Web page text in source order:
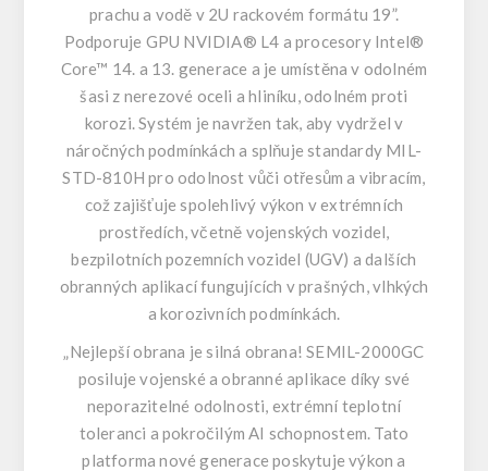
prachu a vodě v 2U rackovém formátu 19”.
Podporuje GPU NVIDIA® L4 a procesory Intel®
Core™ 14. a 13. generace a je umístěna v odolném
šasi z nerezové oceli a hliníku, odolném proti
korozi. Systém je navržen tak, aby vydržel v
náročných podmínkách a splňuje standardy MIL-
STD-810H pro odolnost vůči otřesům a vibracím,
což zajišťuje spolehlivý výkon v extrémních
prostředích, včetně vojenských vozidel,
bezpilotních pozemních vozidel (UGV) a dalších
obranných aplikací fungujících v prašných, vlhkých
a korozivních podmínkách.
„Nejlepší obrana je silná obrana! SEMIL-2000GC
posiluje vojenské a obranné aplikace díky své
neporazitelné odolnosti, extrémní teplotní
toleranci a pokročilým AI schopnostem. Tato
platforma nové generace poskytuje výkon a